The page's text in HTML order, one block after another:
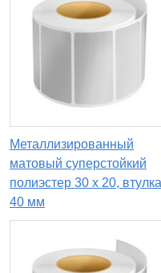
Металлизированный
матовый суперстойкий
полиэстер 30 x 20, втулка
40 мм